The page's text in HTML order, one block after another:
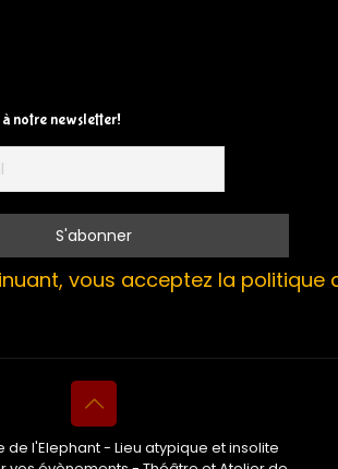
notre newsletter!
vous acceptez la politique
de l'Elephant - Lieu atypique et insolite